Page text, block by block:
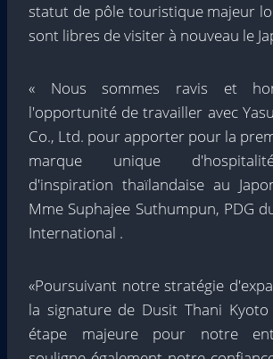
statut de pôle touristique majeur
sont libres de visiter à nouveau le
« Nous sommes ravis et
l'opportunité de travailler avec
Co., Ltd. pour apporter pour la
marque unique
d'inspiration thaïlandaise au
Mme Suphajee Suthumpun, PDG
International .
«Poursuivant notre stratégie
la signature de Dusit Thani
étape majeure pour notre